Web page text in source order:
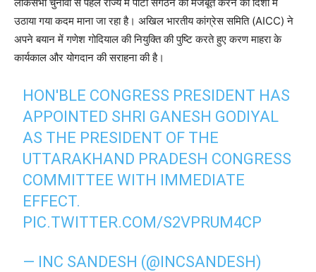
लोकसभा चुनावों से पहले राज्य में पार्टी संगठन को मजबूत करने की दिशा में
उठाया गया कदम माना जा रहा है। अखिल भारतीय कांग्रेस समिति (AICC) ने
अपने बयान में गणेश गोदियाल की नियुक्ति की पुष्टि करते हुए करण माहरा के
कार्यकाल और योगदान की सराहना की है।
HON'BLE CONGRESS PRESIDENT HAS
APPOINTED SHRI GANESH GODIYAL
AS THE PRESIDENT OF THE
UTTARAKHAND PRADESH CONGRESS
COMMITTEE WITH IMMEDIATE
EFFECT.
PIC.TWITTER.COM/S2VPRUM4CP
— INC SANDESH (@INCSANDESH)